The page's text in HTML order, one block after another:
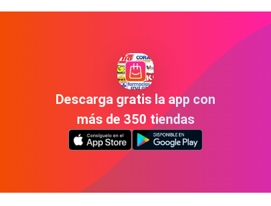
Descarga gratis la app con
más de 350 tiendas